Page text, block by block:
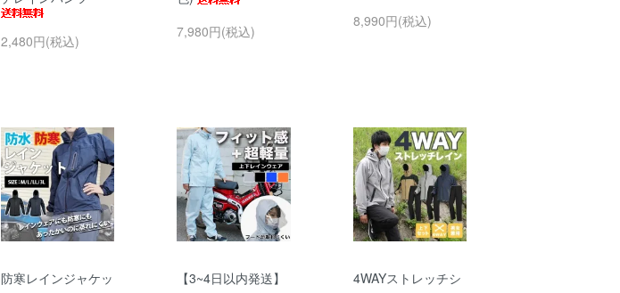
2,480円(税込)
7,980円(税込)
8,990円(税込)
防寒レインジャケッ
【3~4日以内発送】
4WAYストレッチシ